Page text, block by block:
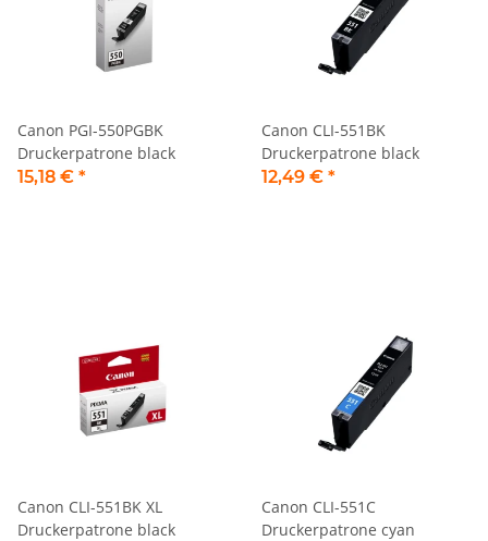
Canon PGI-550PGBK
Druckerpatrone black
15,18 € *
Canon CLI-551BK
Druckerpatrone black
12,49 € *
Canon CLI-551BK XL
Druckerpatrone black
Canon CLI-551C
Druckerpatrone cyan